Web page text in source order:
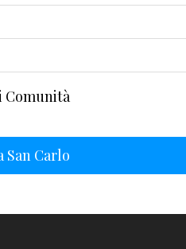
Comunità
Carlo